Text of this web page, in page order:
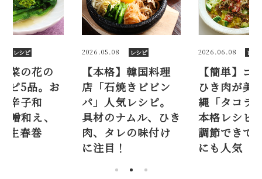
レシピ
菜の花の
ピ5品。お
辛子和
噌和え、
生春巻
2026.05.08 レシピ
【本格】韓国料理
店「石焼きビビン
パ」人気レシピ。
具材のナムル、ひき
肉、タレの味付け
に注目！
2026.06.08 レシ
【簡単】ゴ
ひき肉が美
縄「タコラ
本格レシピ
調節できて
にも人気